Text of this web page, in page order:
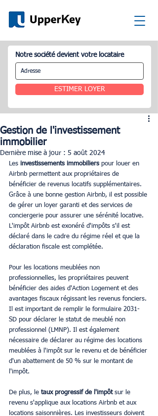
Notre société devient votre locataire
ESTIMER LOYER
Gestion de l'investissement
immobilier
Dernière mise à jour : 5 août 2024
Les investissements immobiliers pour louer en
Airbnb permettent aux propriétaires de
bénéficier de revenus locatifs supplémentaires.
Grâce à une bonne gestion Airbnb, il est possible
de gérer un loyer garanti et des services de
conciergerie pour assurer une sérénité locative.
L'impôt Airbnb est exonéré d'impôts s'il est
déclaré dans le cadre du régime réel et que la
déclaration fiscale est complétée.
Pour les locations meublées non
professionnelles, les propriétaires peuvent
bénéficier des aides d'Action Logement et des
avantages fiscaux régissant les revenus fonciers.
Il est important de remplir le formulaire 2031-
SD pour déclarer le statut de meublé non
professionnel (LMNP). Il est également
nécessaire de déclarer au régime des locations
meublées à l'impôt sur le revenu et de bénéficier
d'un abattement de 50 % sur le montant de
l'impôt.
De plus, le taux progressif de l'impôt sur le
revenu s'applique aux locations Airbnb et aux
locations saisonnières. Les investisseurs doivent